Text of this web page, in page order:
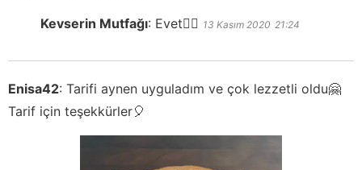
Kevserin Mutfağı: Evet👍🏻 13 Kasım 2020 21:24
Enisa42: Tarifi aynen uyguladım ve çok lezzetli oldu🤗
Tarif için teşekkürler🎈